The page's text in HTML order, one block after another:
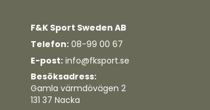
F&K Sport Sweden AB
Telefon: 08-99 00 67
E-post: info@fksport.se
Besöksadress:
Gamla värmdövägen 2
131 37 Nacka